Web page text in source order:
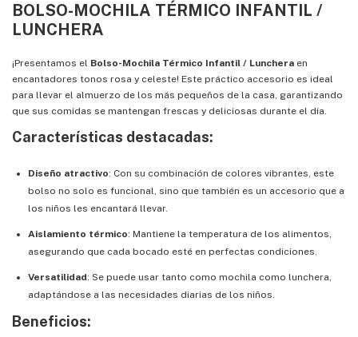
BOLSO-MOCHILA TÉRMICO INFANTIL /
LUNCHERA
¡Presentamos el Bolso-Mochila Térmico Infantil / Lunchera en
encantadores tonos rosa y celeste! Este práctico accesorio es ideal
para llevar el almuerzo de los más pequeños de la casa, garantizando
que sus comidas se mantengan frescas y deliciosas durante el día.
Características destacadas:
Diseño atractivo: Con su combinación de colores vibrantes, este
bolso no solo es funcional, sino que también es un accesorio que a
los niños les encantará llevar.
Aislamiento térmico: Mantiene la temperatura de los alimentos,
asegurando que cada bocado esté en perfectas condiciones.
Versatilidad: Se puede usar tanto como mochila como lunchera,
adaptándose a las necesidades diarias de los niños.
Beneficios: